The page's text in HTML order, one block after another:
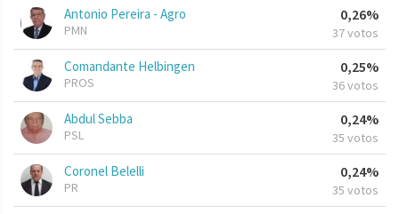
Antonio Pereira - Agro
PMN
0,26%
37 votos
Comandante Helbingen
PROS
0,25%
36 votos
Abdul Sebba
PSL
0,24%
35 votos
Coronel Belelli
PR
0,24%
35 votos